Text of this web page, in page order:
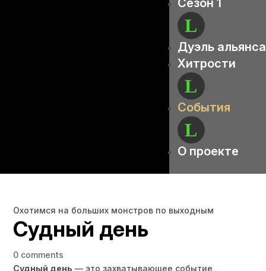
Дуэль альянса
Хитрости
События
О проекте
Охотимся на больших монстров по выходным
Судный день
0 comments
Судный день — это захватывающее событие,